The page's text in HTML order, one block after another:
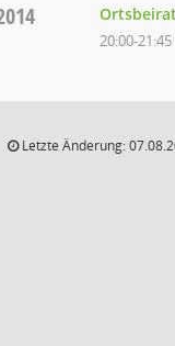
20:00-
Letzte Änderung: